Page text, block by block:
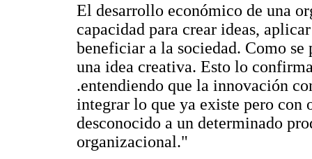
El desarrollo económico de una
capacidad para crear ideas,
beneficiar a la sociedad. Como
una idea creativa. Esto lo
.entendiendo que la innovación
integrar lo que ya existe pero con
desconocido a un determinado
organizacional."